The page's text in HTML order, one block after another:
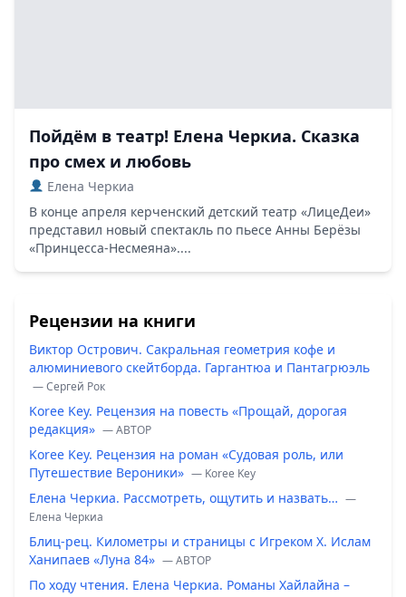
Пойдём в театр! Елена Черкиа. Сказка
про смех и любовь
Елена Черкиа
В конце апреля керченский детский театр «ЛицеДеи»
представил новый спектакль по пьесе Анны Берёзы
«Принцесса-Несмеяна»....
Рецензии на книги
Виктор Острович. Сакральная геометрия кофе и
алюминиевого скейтборда. Гаргантюа и Пантагрюэль
— Сергей Рок
Koree Key. Рецензия на повесть «Прощай, дорогая
редакция» — ABTOP
Koree Key. Рецензия на роман «Судовая роль, или
Путешествие Вероники» — Koree Key
Елена Черкиа. Рассмотреть, ощутить и назвать… —
Елена Черкиа
Блиц-рец. Километры и страницы с Игреком Х. Ислам
Ханипаев «Луна 84» — ABTOP
По ходу чтения. Елена Черкиа. Романы Хайлайна –